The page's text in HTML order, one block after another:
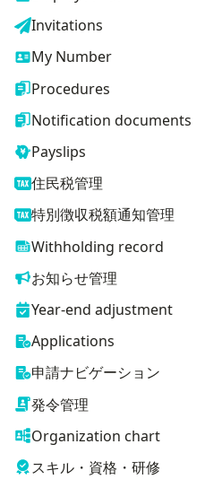
Invitations
My Number
Procedures
Notification documents
Payslips
住民税管理
特別徴収税額通知管理
Withholding record
お知らせ管理
Year-end adjustment
Applications
申請ナビゲーション
発令管理
Organization chart
スキル・資格・研修